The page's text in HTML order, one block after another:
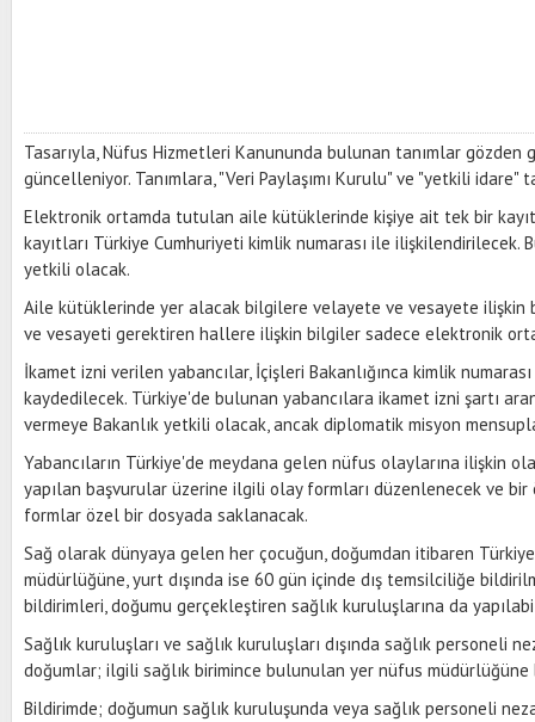
Tasarıyla, Nüfus Hizmetleri Kanununda bulunan tanımlar gözden
güncelleniyor. Tanımlara, "Veri Paylaşımı Kurulu" ve "yetkili idare"
Elektronik ortamda tutulan aile kütüklerinde kişiye ait tek bir
kayıtları Türkiye Cumhuriyeti kimlik numarası ile ilişkilendirilecek.
yetkili olacak.
Aile kütüklerinde yer alacak bilgilere velayete ve vesayete ilişkin
ve vesayeti gerektiren hallere ilişkin bilgiler sadece elektronik
İkamet izni verilen yabancılar, İçişleri Bakanlığınca kimlik
kaydedilecek. Türkiye'de bulunan yabancılara ikamet izni şartı
vermeye Bakanlık yetkili olacak, ancak diplomatik misyon
Yabancıların Türkiye'de meydana gelen nüfus olaylarına ilişkin
yapılan başvurular üzerine ilgili olay formları düzenlenecek ve
formlar özel bir dosyada saklanacak.
Sağ olarak dünyaya gelen her çocuğun, doğumdan itibaren
müdürlüğüne, yurt dışında ise 60 gün içinde dış temsilciliğe
bildirimleri, doğumu gerçekleştiren sağlık kuruluşlarına da
Sağlık kuruluşları ve sağlık kuruluşları dışında sağlık personeli
doğumlar; ilgili sağlık birimince bulunulan yer nüfus müdürlüğüne
Bildirimde; doğumun sağlık kuruluşunda veya sağlık personeli